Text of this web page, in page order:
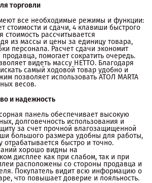
торговли
все необходимые режимы и функции:
стоимости и сдачи, 4 клавиши быстрого
рассчитывается
из массы и цены за единицу товара,
персонала. Расчет сдачи экономит
помогает сократить очередь.
видеть массу НЕТТО. Благодаря
самый ходовой товар удобно и
позволяет использовать АТОЛ MARTA
весов.
и надежность
панель обеспечивает высокую
долговечность использования и
за счет прочной влагозащищенной
большого размера удобны для работы,
быстро и точно.
хорошо видны на
дисплее как при слабом, так и при
расположены со стороны продавца и
Покупатель видит всю информацию о
что повышает доверие и лояльность.